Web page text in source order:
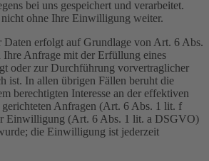
bei uns gespeichert und verarbeitet.
ohne Ihre Einwilligung weiter.
Daten erfolgt auf Grundlage von Art. 6 Abs.
Anfrage mit der Erfüllung eines
oder zur Durchführung vorvertraglicher
ist. In allen übrigen Fällen beruht die
berechtigten Interesse an der effektiven
gerichteten Anfragen (Art. 6 Abs. 1 lit. f
Einwilligung (Art. 6 Abs. 1 lit. a DSGVO)
die Einwilligung ist jederzeit